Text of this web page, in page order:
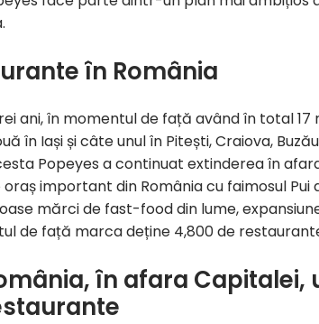
în România
ani, în momentul de față având în total
în Iași și câte unul în Pitești, Craiova,
Popeyes a continuat extinderea în
important din România cu faimosul Pui
mărci de fast-food din lume,
de față marca deține 4,800 de
în afara Capitalei,